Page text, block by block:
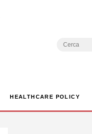
Search
HEALTHCARE POLICY